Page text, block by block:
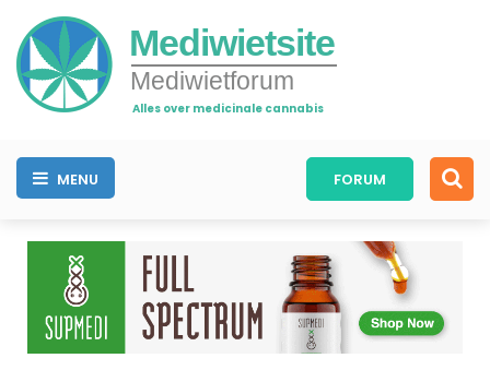
Mediwietsite
Mediwietforum
Alles over medicinale cannabis
MENU FORUM